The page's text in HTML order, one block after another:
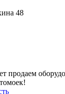
48
продаем